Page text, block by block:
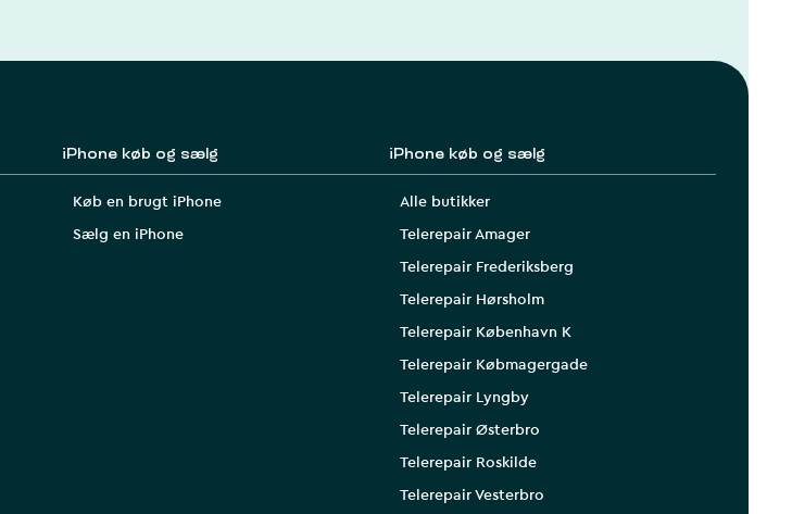
iPhone køb og sælg
Køb en brugt iPhone
Sælg en iPhone
iPhone køb og sælg
Alle butikker
Telerepair Amager
Telerepair Frederiksberg
Telerepair Hørsholm
Telerepair København K
Telerepair Købmagergade
Telerepair Lyngby
Telerepair Østerbro
Telerepair Roskilde
Telerepair Vesterbro